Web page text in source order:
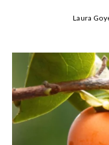
Laura